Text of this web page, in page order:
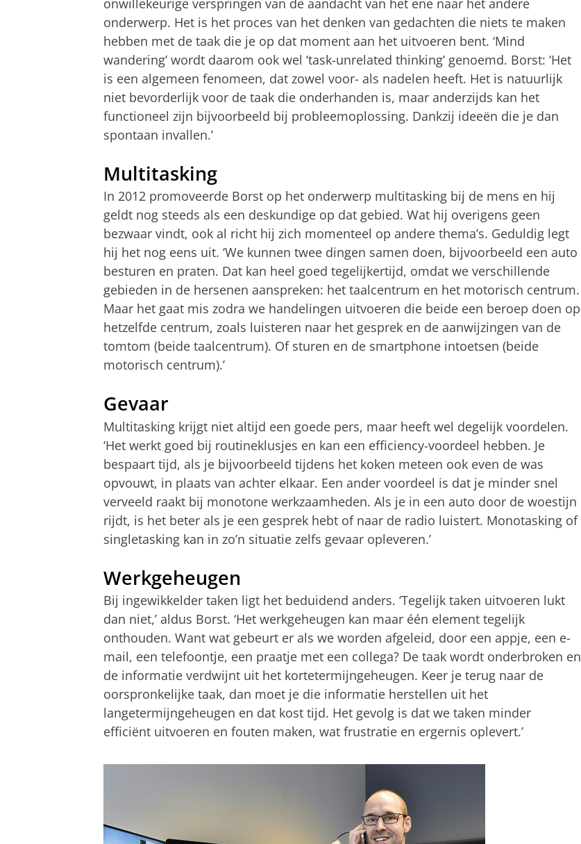
onwillekeurige verspringen van de aandacht van het ene naar het andere
onderwerp. Het is het proces van het denken van gedachten die niets te maken
hebben met de taak die je op dat moment aan het uitvoeren bent. ‘Mind
wandering’ wordt daarom ook wel ‘task-unrelated thinking’ genoemd. Borst: ‘Het
is een algemeen fenomeen, dat zowel voor- als nadelen heeft. Het is natuurlijk
niet bevorderlijk voor de taak die onderhanden is, maar anderzijds kan het
functioneel zijn bijvoorbeeld bij probleemoplossing. Dankzij ideeën die je dan
spontaan invallen.’
Multitasking
In 2012 promoveerde Borst op het onderwerp multitasking bij de mens en hij
geldt nog steeds als een deskundige op dat gebied. Wat hij overigens geen
bezwaar vindt, ook al richt hij zich momenteel op andere thema’s. Geduldig legt
hij het nog eens uit. ‘We kunnen twee dingen samen doen, bijvoorbeeld een auto
besturen en praten. Dat kan heel goed tegelijkertijd, omdat we verschillende
gebieden in de hersenen aanspreken: het taalcentrum en het motorisch centrum.
Maar het gaat mis zodra we handelingen uitvoeren die beide een beroep doen op
hetzelfde centrum, zoals luisteren naar het gesprek en de aanwijzingen van de
tomtom (beide taalcentrum). Of sturen en de smartphone intoetsen (beide
motorisch centrum).’
Gevaar
Multitasking krijgt niet altijd een goede pers, maar heeft wel degelijk voordelen.
‘Het werkt goed bij routineklusjes en kan een efficiency-voordeel hebben. Je
bespaart tijd, als je bijvoorbeeld tijdens het koken meteen ook even de was
opvouwt, in plaats van achter elkaar. Een ander voordeel is dat je minder snel
verveeld raakt bij monotone werkzaamheden. Als je in een auto door de woestijn
rijdt, is het beter als je een gesprek hebt of naar de radio luistert. Monotasking of
singletasking kan in zo’n situatie zelfs gevaar opleveren.’
Werkgeheugen
Bij ingewikkelder taken ligt het beduidend anders. ‘Tegelijk taken uitvoeren lukt
dan niet,’ aldus Borst. ‘Het werkgeheugen kan maar één element tegelijk
onthouden. Want wat gebeurt er als we worden afgeleid, door een appje, een e-
mail, een telefoontje, een praatje met een collega? De taak wordt onderbroken en
de informatie verdwijnt uit het kortetermijngeheugen. Keer je terug naar de
oorspronkelijke taak, dan moet je die informatie herstellen uit het
langetermijngeheugen en dat kost tijd. Het gevolg is dat we taken minder
efficiënt uitvoeren en fouten maken, wat frustratie en ergernis oplevert.’